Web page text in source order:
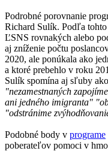
Podrobné porovnanie
Richard Sulík. Podľa
ĽSNS rovnakých alebo
aj zníženie počtu
2020, ale ponúkala ako
a ktoré prebehlo v roku
Sulík spomína aj sľuby
"nezamestnaných
ani jedného imigranta"
"odstránime
Podobné body v programe
poberateľov pomoci v